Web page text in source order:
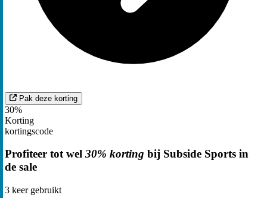
Pak deze korting
30%
Korting
kortingscode
Profiteer tot wel 30% korting bij Subside Sports in
de sale
3 keer gebruikt